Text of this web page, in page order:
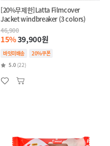
[20%무제한]Latta Filmcover
Jacket windbreaker (3 colors)
46,900
15%39,900원
바잇미배송
20%쿠폰
5.0 (22)